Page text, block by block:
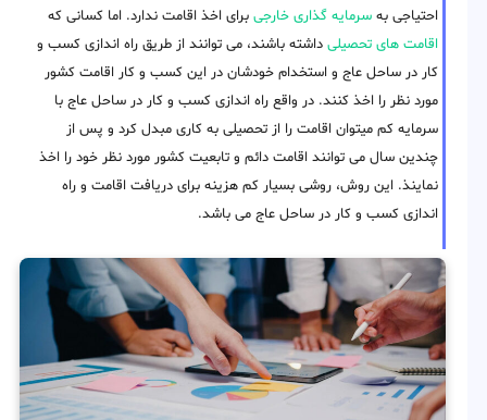
احتیاجی به سرمایه گذاری خارجی برای اخذ اقامت ندارد. اما کسانی که
اقامت های تحصیلیداشته باشند، می توانند از طریق راه اندازی کسب و
کار در ساحل عاج و استخدام خودشان در این کسب و کار اقامت کشور
مورد نظر را اخذ کنند. در واقع راه اندازی کسب و کار در ساحل عاج با
سرمایه کم میتوان اقامت را از تحصیلی به کاری مبدل کرد و پس از
چندین سال می توانند اقامت دائم و تابعیت کشور مورد نظر خود را اخذ
نماینذ. این روش، روشی بسیار کم هزینه برای دریافت اقامت و راه
اندازی کسب و کار در ساحل عاج می باشد.